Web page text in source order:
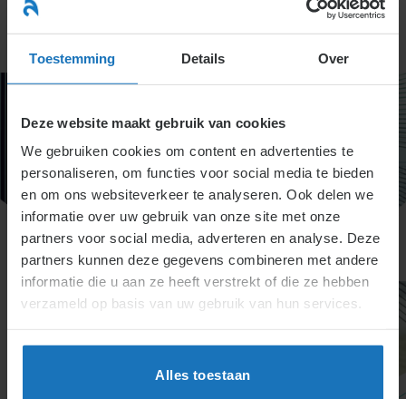
Toestemming Details Over
Deze website maakt gebruik van cookies
We gebruiken cookies om content en advertenties te
personaliseren, om functies voor social media te bieden
en om ons websiteverkeer te analyseren. Ook delen we
informatie over uw gebruik van onze site met onze
partners voor social media, adverteren en analyse. Deze
partners kunnen deze gegevens combineren met andere
informatie die u aan ze heeft verstrekt of die ze hebben
verzameld op basis van uw gebruik van hun services.
Alles toestaan
naar
inhoud